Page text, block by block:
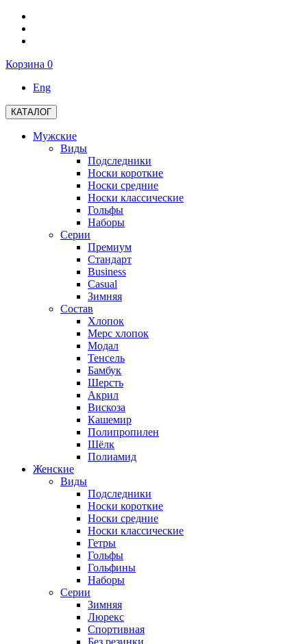
Корзина 0
Eng
КАТАЛОГ
Мужские
Виды
Подследники
Носки короткие
Носки средние
Носки классические
Гольфы
Наборы
Серии
Премиум
Стандарт
Business
Casual
Зимняя
Состав
Хлопок
Мерс хлопок
Модал
Тенсель
Бамбук
Шерсть
Акрил
Вискоза
Кашемир
Полипропилен
Шёлк
Полиамид
Женские
Виды
Подследники
Носки короткие
Носки средние
Носки классические
Гетры
Гольфы
Гольфины
Наборы
Серии
Зимняя
Люрекс
Спортивная
Без резинки